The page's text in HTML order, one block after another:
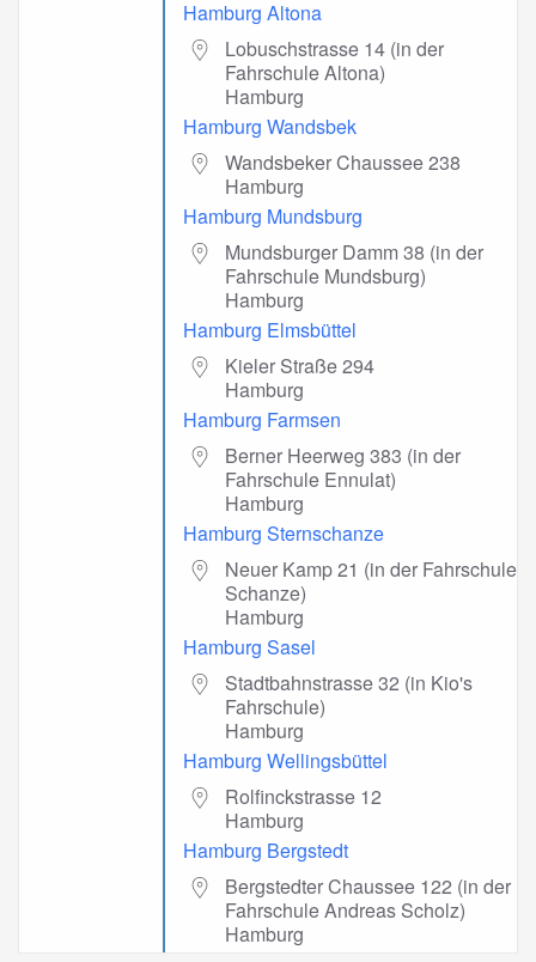
Hamburg Altona
Lobuschstrasse 14 (in der
Fahrschule Altona)
Hamburg
Hamburg Wandsbek
Wandsbeker Chaussee 238
Hamburg
Hamburg Mundsburg
Mundsburger Damm 38 (in der
Fahrschule Mundsburg)
Hamburg
Hamburg Elmsbüttel
Kieler Straße 294
Hamburg
Hamburg Farmsen
Berner Heerweg 383 (in der
Fahrschule Ennulat)
Hamburg
Hamburg Sternschanze
Neuer Kamp 21 (in der Fahrschule
Schanze)
Hamburg
Hamburg Sasel
Stadtbahnstrasse 32 (in Kio's
Fahrschule)
Hamburg
Hamburg Wellingsbüttel
Rolfinckstrasse 12
Hamburg
Hamburg Bergstedt
Bergstedter Chaussee 122 (in der
Fahrschule Andreas Scholz)
Hamburg